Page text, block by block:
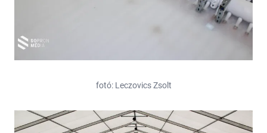
fotó: Leczovics Zsolt